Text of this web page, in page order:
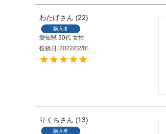
わたげ 22
購入者
愛知県 30代 女性
投稿日 2022/02/01
りくち 13
購入者